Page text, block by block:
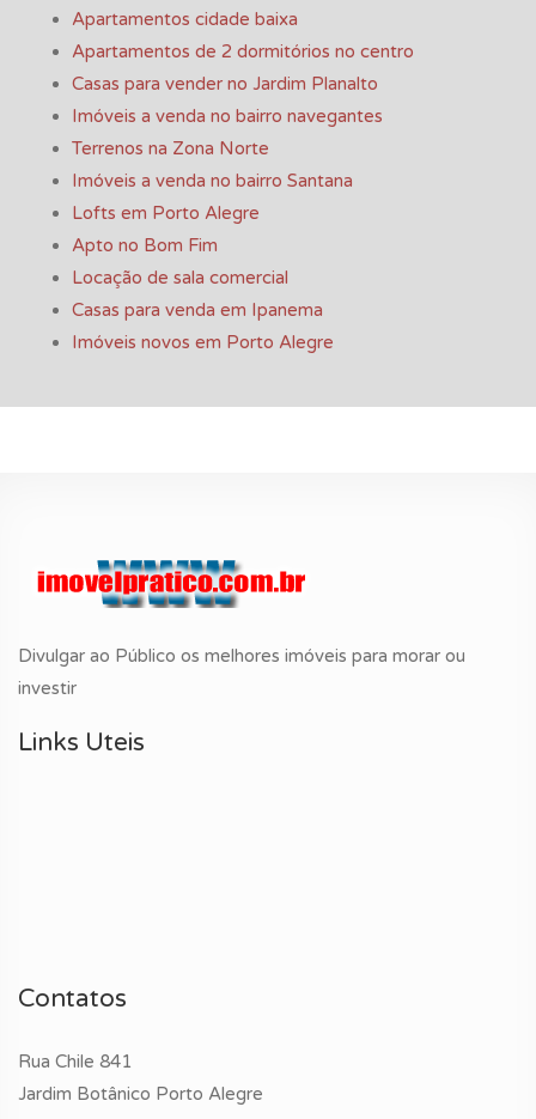
Apartamentos cidade baixa
Apartamentos de 2 dormitórios no centro
Casas para vender no Jardim Planalto
Imóveis a venda no bairro navegantes
Terrenos na Zona Norte
Imóveis a venda no bairro Santana
Lofts em Porto Alegre
Apto no Bom Fim
Locação de sala comercial
Casas para venda em Ipanema
Imóveis novos em Porto Alegre
Divulgar ao Público os melhores imóveis para morar ou
investir
Links Uteis
Contatos
Rua Chile 841
Jardim Botânico Porto Alegre